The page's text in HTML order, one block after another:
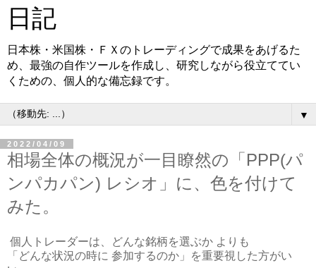
日記
日本株・米国株・ＦＸのトレーディングで成果をあげるた
め、最強の自作ツールを作成し、研究しながら役立ててい
くための、個人的な備忘録です。
▼
2022/04/09
相場全体の概況が一目瞭然の「PPP(パ
ンパカパン) レシオ」に、色を付けて
みた。
個人トレーダーは、どんな銘柄を選ぶか よりも
「どんな状況の時に 参加するのか」を重要視した方がい